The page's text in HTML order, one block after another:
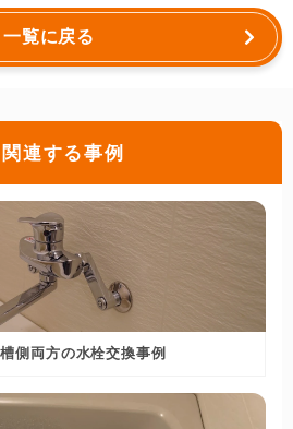
一覧に戻る
関連する事例
側両方の水栓交換事例